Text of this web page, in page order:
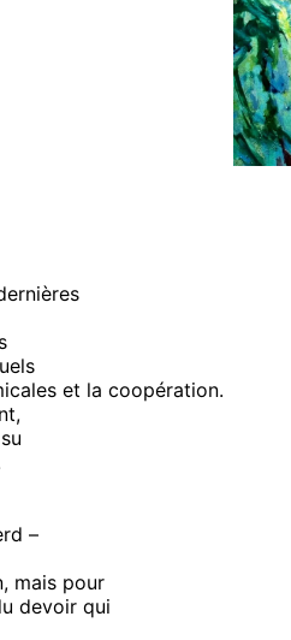
et la coopération.
–
mais pour
devoir qui